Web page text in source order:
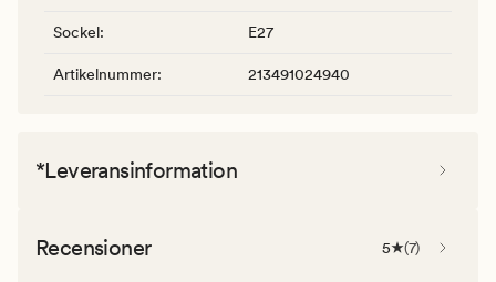
Sockel: E27
Artikelnummer: 213491024940
*Leveransinformation
Recensioner 5 (7)